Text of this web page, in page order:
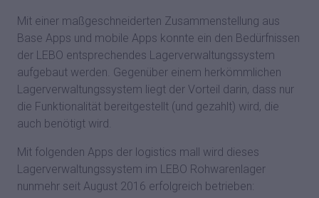
Mit einer maßgeschneiderten Zusammenstellung aus
Base Apps und mobile Apps konnte ein den Bedürfnissen
der LEBO entsprechendes Lagerverwaltungssystem
aufgebaut werden. Gegenüber einem herkömmlichen
Lagerverwaltungssystem liegt der Vorteil darin, dass nur
die Funktionalität bereitgestellt (und gezahlt) wird, die
auch benötigt wird.
Mit folgenden Apps der logistics mall wird dieses
Lagerverwaltungssystem im LEBO Rohwarenlager
nunmehr seit August 2016 erfolgreich betrieben: